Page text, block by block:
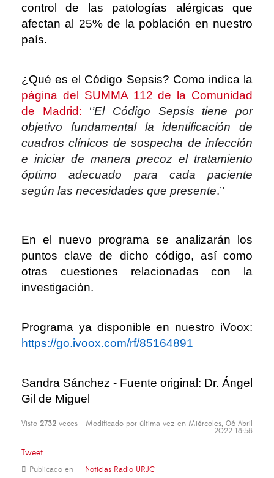
control de las patologías alérgicas que
afectan al 25% de la población en nuestro
país.
¿Qué es el Código Sepsis? Como indica la
página del SUMMA 112 de la Comunidad
de Madrid: ‘’El Código Sepsis tiene por
objetivo fundamental la identificación de
cuadros clínicos de sospecha de infección
e iniciar de manera precoz el tratamiento
óptimo adecuado para cada paciente
según las necesidades que presente.’’
En el nuevo programa se analizarán los
puntos clave de dicho código, así como
otras cuestiones relacionadas con la
investigación.
Programa ya disponible en nuestro iVoox:
https://go.ivoox.com/rf/85164891
Sandra Sánchez - Fuente original: Dr. Ángel
Gil de Miguel
Visto 2732 veces Modificado por última vez en Miércoles, 06 Abril
2022 18:58
Tweet
Publicado en Noticias Radio URJC